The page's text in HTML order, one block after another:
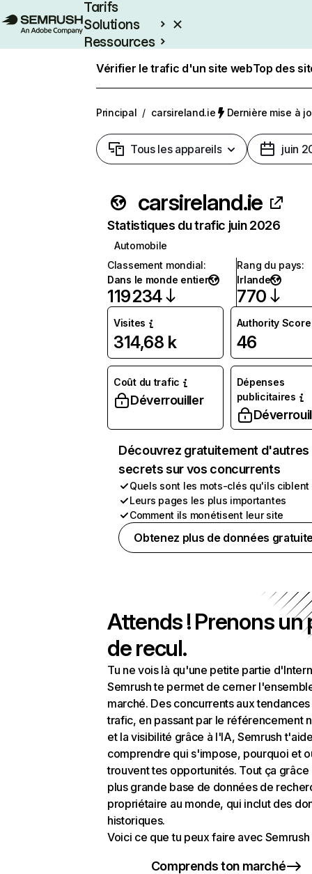
Tarifs
Solutions
Ressources
Vérifier le trafic d'un site webTop des
Principal / carsireland.ie Dernière mise à
Tous les appareils juin
carsireland.ie
Statistiques du trafic juin 2026
Automobile
Classement mondial:
Dans le monde entier
119 234
Rang du pays:
Irlande
770
Visites
314,68 k
Authority Score
46
Coût du trafic
Déverrouiller
Dépenses
publicitaires
Découvrez gratuitement d'autres
secrets sur vos concurrents
Quels sont les mots-clés qu'ils ciblent
Leurs pages les plus importantes
Comment ils monétisent leur site
Obtenez plus de données
Attends ! Prenons un
de recul.
Tu ne vois là qu'une petite partie
Semrush te permet de cerner
marché. Des concurrents aux
trafic, en passant par le référencement
et la visibilité grâce à l'IA, Semrush
comprendre qui s'impose, pourquoi et
trouvent tes opportunités. Tout ça grâce
plus grande base de données de
propriétaire au monde, qui inclut des
historiques.
Voici ce que tu peux faire avec Semrush
Comprends ton marché